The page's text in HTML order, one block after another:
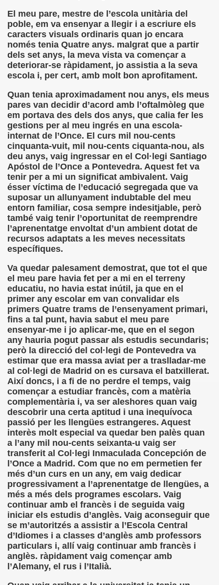
El meu pare, mestre de l’escola unitària del
poble, em va ensenyar a llegir i a escriure els
caracters visuals ordinaris quan jo encara
només tenia Quatre anys. malgrat que a partir
dels set anys, la meva vista va començar a
deteriorar-se ràpidament, jo assistia a la seva
escola i, per cert, amb molt bon aprofitament.
Quan tenia aproximadament nou anys, els meus
pares van decidir d’acord amb l’oftalmòleg que
em portava des dels dos anys, que calia fer les
gestions per al meu ingrés en una escola-
internat de l’Once. El curs mil nou-cents
cinquanta-vuit, mil nou-cents ciquanta-nou, als
deu anys, vaig ingressar en el Col·legi Santiago
Apóstol de l’Once a Pontevedra. Aquest fet va
tenir per a mi un significat ambivalent. Vaig
ésser víctima de l’educació segregada que va
suposar un allunyament indubtable del meu
entorn familiar, cosa sempre indesitjable, però
també vaig tenir l’oportunitat de reemprendre
l’aprenentatge envoltat d’un ambient dotat de
recursos adaptats a les meves necessitats
específiques.
Va quedar palesament demostrat, que tot el que
el meu pare havia fet per a mi en el terreny
educatiu, no havia estat inútil, ja que en el
primer any escolar em van convalidar els
primers Quatre trams de l’ensenyament primari,
fins a tal punt, havia sabut el meu pare
ensenyar-me i jo aplicar-me, que en el segon
any hauria pogut passar als estudis secundaris;
però la direcció del col·legi de Pontevedra va
estimar que era massa aviat per a traslladar-me
al col·legi de Madrid on es cursava el batxillerat.
Així doncs, i a fi de no perdre el temps, vaig
començar a estudiar francès, com a matèria
complementària i, va ser aleshores quan vaig
descobrir una certa aptitud i una inequívoca
passió per les llengües estrangeres. Aquest
interès molt especial va quedar ben palès quan
a l’any mil nou-cents seixanta-u vaig ser
transferit al Col·legi Inmaculada Concepción de
l’Once a Madrid. Com que no em permetien fer
més d’un curs en un any, em vaig dedicar
progressivament a l’aprenentatge de llengües, a
més a més dels programes escolars. Vaig
continuar amb el francès i de seguida vaig
iniciar els estudis d’anglès. Vaig aconseguir que
se m’autoritzés a assistir a l’Escola Central
d’Idiomes i a classes d’anglès amb professors
particulars i, allí vaig continuar amb francès i
anglès. ràpidament vaig començar amb
l’Alemany, el rus i l’Italià.
Maestro (F. Javier Bernal García)
Vicente (F. Javier Bernal)
Paz)
Figueroa)
(Puri Águila)
las Oposiciones (Elena Rodrigo)
(Luis Eduardo Martínez)
de la Educación Especial de la Mano de
Mi Vida (Teresa Bornez Abascal)
Pérez)
Ayudar a Personas con Discapacidad Visual
(Pedro Zurita)
sánchez Herrero)
Cuetos Suárez)
Otero)
Elissalde)
(Lídia León Esteban Y Víctor Martínez Maheux)
30-11-11 (Pedro Zurita)
Horizontes, Enrique Elissalde y Carmen Roig)
Martín Figueroa)
Lectobraillístico (Egosan)
Otero)
ajedrecistas ciegos (Roberto Enjuto)
Martín Figueroa)